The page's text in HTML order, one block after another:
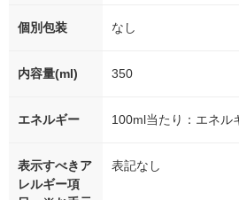
個別包装 なし
内容量(ml) 350
エネルギー 100ml当たり：エネル
表示すべきア
レルギー項
表記なし